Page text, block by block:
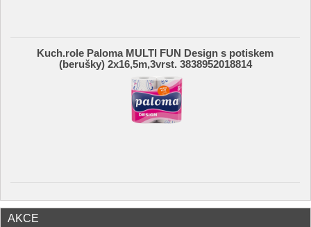
Kuch.role Paloma MULTI FUN Design s potiskem
(berušky) 2x16,5m,3vrst. 3838952018814
AKCE